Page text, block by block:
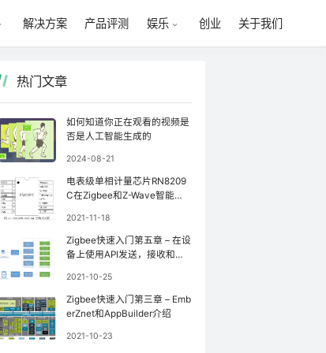
解决方案 产品评测 娱乐 创业 关于我们
热门文章
如何知道你正在观看的视频是
否是人工智能生成的
2024-08-21
电表级单相计量芯片RN8209
C在Zigbee和Z-Wave智能家
2021-11-18
Zigbee快速入门第五章 – 在设
备上使用API发送，接收和处
2021-10-25
Zigbee快速入门第三章 – Emb
erZnet和AppBuilder介绍
2021-10-23